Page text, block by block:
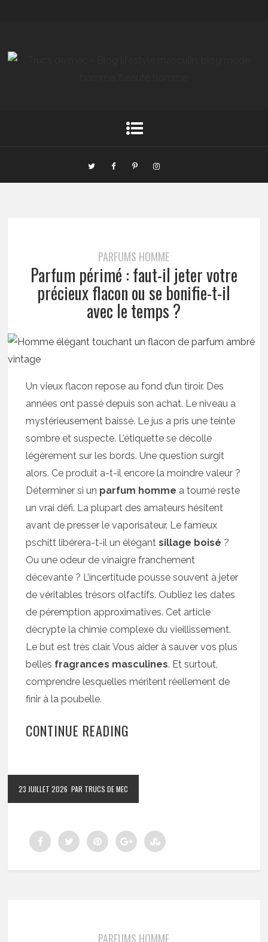
PARFUMS HOMME
Parfum périmé : faut-il jeter votre
précieux flacon ou se bonifie-t-il
avec le temps ?
Un vieux flacon repose au fond d’un tiroir. Des
années ont passé depuis son achat. Le niveau a
mystérieusement baissé. Le jus a pris une teinte
sombre et suspecte. L’étiquette se décolle
légèrement sur les bords. Une question surgit
alors. Ce produit a-t-il encore la moindre valeur ?
Déterminer si un parfum homme a tourné reste
un vrai défi. La plupart des amateurs hésitent
avant de presser le vaporisateur. Le fameux
pschitt libérera-t-il un élégantsillage boisé ?
Ou une odeur de vinaigre franchement
décevante ? L’incertitude pousse souvent à jeter
de véritables trésors olfactifs. Oubliez les dates
de péremption approximatives. Cet article
décrypte la chimie complexe du vieillissement.
Le but est très clair. Vous aider à sauver vos plus
belles fragrances masculines. Et surtout,
comprendre lesquelles méritent réellement de
finir à la poubelle.
CONTINUE READING
23 JUILLET 2026 PAR TRUCS DE MEC
PARFUMS HOMME